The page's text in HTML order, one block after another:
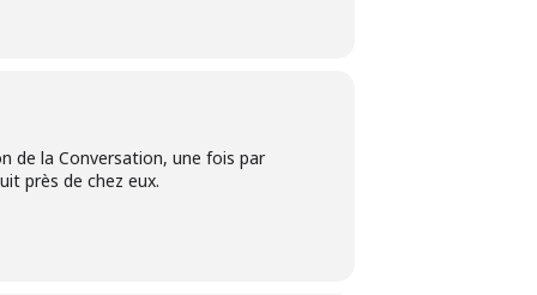
de la Conversation, une fois par
près de chez eux.